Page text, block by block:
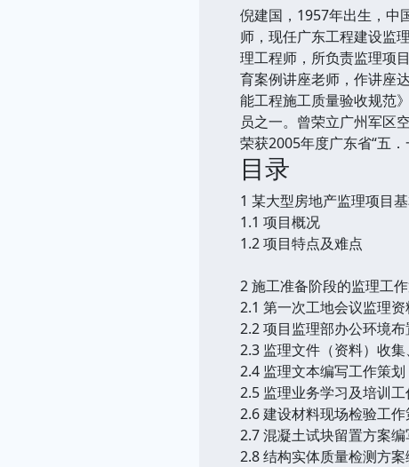
倪建国，1957年出生，中
师，现任广东工程建设监
理工程师，所负责监理项
育案例讲座老师，作讲座
能工程施工质量验收规范
员之一。曾荣立广州军区
荣获2005年度广东省“五．
目录
1 某大型房地产监理项目
1.1 项目概况
1.2 项目特点及难点
2 施工准备阶段的监理工
2.1 第一次工地会议监理
2.2 项目监理部办公环境
2.3 监理文件（资料）收
2.4 监理文本编写工作策划
2.5 监理业务学习及培训工
2.6 建设材料现场检验工作
2.7 混凝土试块留置方案编
2.8 结构实体质量检测方